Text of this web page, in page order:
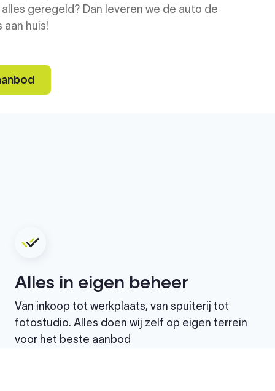
geregeld? Dan leveren we de auto de
huis!
Alles in eigen beheer
Van inkoop tot werkplaats, van spuiterij tot
fotostudio. Alles doen wij zelf op eigen terrein
voor het beste aanbod